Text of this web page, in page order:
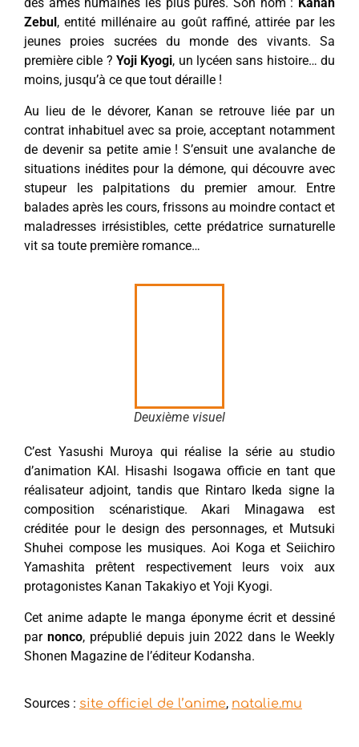
des âmes humaines les plus pures. Son nom : Kanan
Zebul , entité millénaire au goût raffiné, attirée par les
jeunes proies sucrées du monde des vivants. Sa
première cible ? Yoji Kyogi, un lycéen sans histoire… du
moins, jusqu’à ce que tout déraille !
Au lieu de le dévorer, Kanan se retrouve liée par un
contrat inhabituel avec sa proie, acceptant notamment
de devenir sa petite amie ! S’ensuit une avalanche de
situations inédites pour la démone, qui découvre avec
stupeur les palpitations du premier amour. Entre
balades après les cours, frissons au moindre contact et
maladresses irrésistibles, cette prédatrice surnaturelle
vit sa toute première romance…
Deuxième visuel
C’est Yasushi Muroya qui réalise la série au studio
d’animation KAI. Hisashi Isogawa officie en tant que
réalisateur adjoint, tandis que Rintaro Ikeda signe la
composition scénaristique. Akari Minagawa est
créditée pour le design des personnages, et Mutsuki
Shuhei compose les musiques. Aoi Koga et Seiichiro
Yamashita prêtent respectivement leurs voix aux
protagonistes Kanan Takakiyo et Yoji Kyogi.
Cet anime adapte le manga éponyme écrit et dessiné
par nonco, prépublié depuis juin 2022 dans le Weekly
Shonen Magazine de l’éditeur Kodansha.
Sources : site officiel de l’anime, natalie.mu